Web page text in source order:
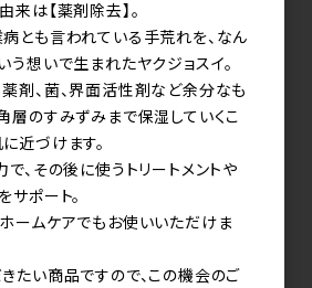
来は【薬剤除去】。
とも言われている手荒れを、なん
う想いで生まれたヤクジョスイ。
剤、菌、界面活性剤など余分なも
層のすみずみまで保湿していくこ
近づけます。
で、その後に使うトリートメントや
サポート。
ームケアでもお使いいただけま
たい商品ですので、この機会のご